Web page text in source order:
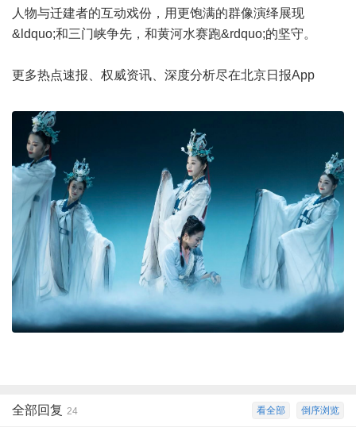
人物与迁建者的互动戏份，用更饱满的群像演绎展现
&ldquo;和三门峡争先，和黄河水赛跑&rdquo;的坚守。
更多热点速报、权威资讯、深度分析尽在北京日报App
倒序浏览
看全部
全部回复 24